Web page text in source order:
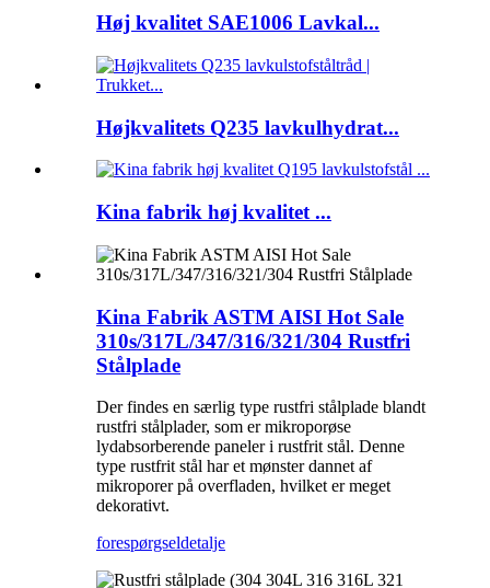
Høj kvalitet SAE1006 Lavkal...
Højkvalitets Q235 lavkulhydrat...
Kina fabrik høj kvalitet ...
Kina Fabrik ASTM AISI Hot Sale
310s/317L/347/316/321/304 Rustfri
Stålplade
Der findes en særlig type rustfri stålplade blandt
rustfri stålplader, som er mikroporøse
lydabsorberende paneler i rustfrit stål. Denne
type rustfrit stål har et mønster dannet af
mikroporer på overfladen, hvilket er meget
dekorativt.
forespørgseldetalje